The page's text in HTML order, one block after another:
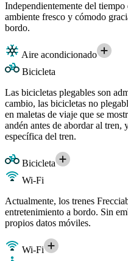
Independientemente del
ambiente fresco y cómodo
bordo.
Aire acondicionado
Bicicleta
Las bicicletas plegables son
cambio, las bicicletas no
en maletas de viaje que se
andén antes de abordar al tren,
específica del tren.
Bicicleta
Wi-Fi
Actualmente, los trenes
entretenimiento a bordo. Sin
propios datos móviles.
Wi-Fi